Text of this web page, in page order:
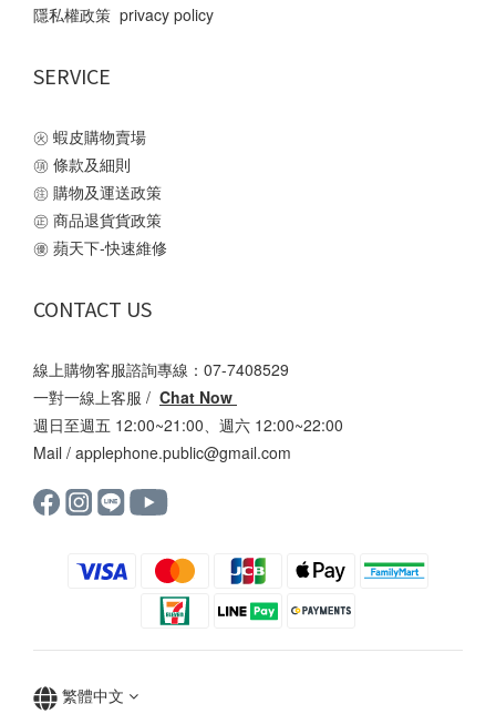
隱私權政策 privacy policy
SERVICE
㊋ 蝦皮購物賣場
㊠ 條款及細則
㊟ 購物及運送政策
㊣ 商品退貨貨政策
㊝ 蘋天下-快速維修
CONTACT US
線上購物客服諮詢專線：07-7408529
一對一線上客服 / Chat Now
週日至週五 12:00~21:00、週六 12:00~22:00
Mail / applephone.public@gmail.com
繁體中文